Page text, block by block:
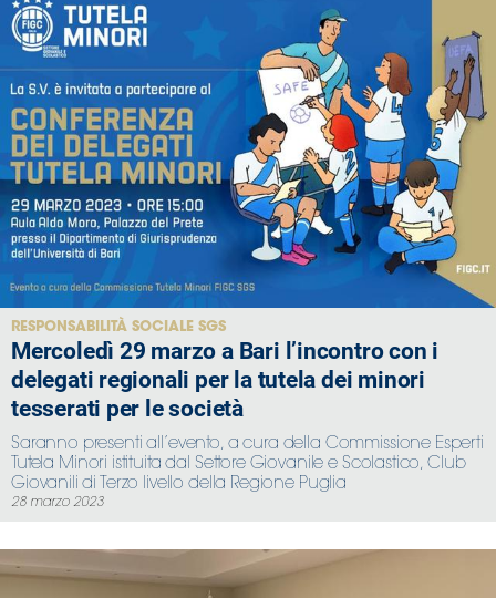
RESPONSABILITÀ SOCIALE SGS
Mercoledì 29 marzo a Bari l’incontro con i
delegati regionali per la tutela dei minori
tesserati per le società
Saranno presenti all’evento, a cura della Commissione Esperti
Tutela Minori istituita dal Settore Giovanile e Scolastico, Club
Giovanili di Terzo livello della Regione Puglia
28 marzo 2023